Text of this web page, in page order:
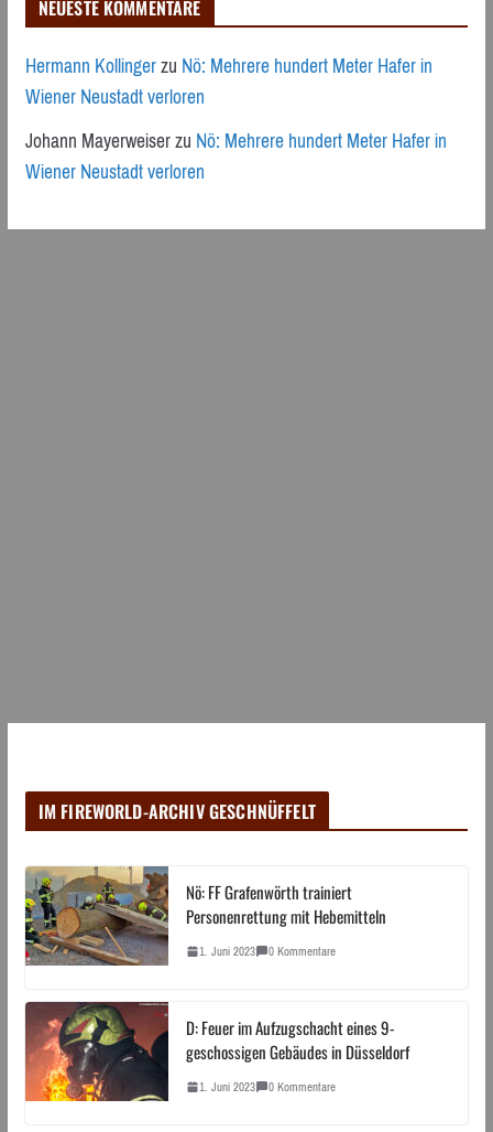
NEUESTE KOMMENTARE
Hermann KollingerzuNö: Mehrere hundert Meter Hafer in
Wiener Neustadt verloren
Johann MayerweiserzuNö: Mehrere hundert Meter Hafer in
Wiener Neustadt verloren
IM FIREWORLD-ARCHIV GESCHNÜFFELT
Nö: FF Grafenwörth trainiert
Personenrettung mit Hebemitteln
1. Juni 2023 0 Kommentare
D: Feuer im Aufzugschacht eines 9-
geschossigen Gebäudes in Düsseldorf
1. Juni 2023 0 Kommentare